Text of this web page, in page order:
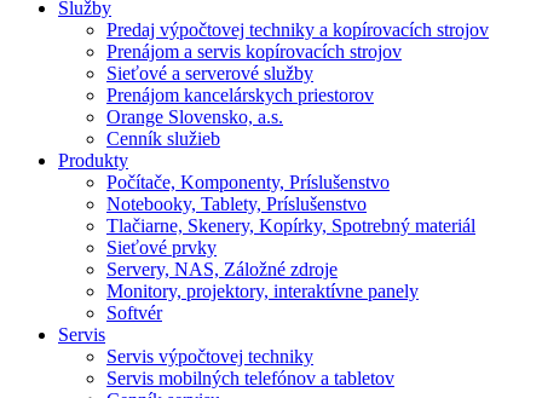
Služby
Predaj výpočtovej techniky a kopírovacích strojov
Prenájom a servis kopírovacích strojov
Sieťové a serverové služby
Prenájom kancelárskych priestorov
Orange Slovensko, a.s.
Cenník služieb
Produkty
Počítače, Komponenty, Príslušenstvo
Notebooky, Tablety, Príslušenstvo
Tlačiarne, Skenery, Kopírky, Spotrebný materiál
Sieťové prvky
Servery, NAS, Záložné zdroje
Monitory, projektory, interaktívne panely
Softvér
Servis
Servis výpočtovej techniky
Servis mobilných telefónov a tabletov